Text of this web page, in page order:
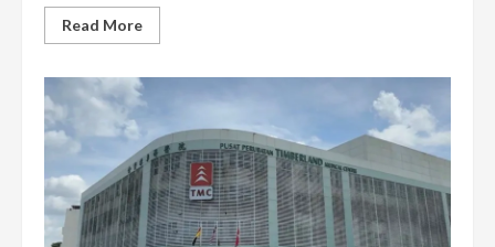
Read MoreRead
more
Medical
Centre
Diminati
Pasien
Indonesia,
Andalkan
Teknologi
Mutakhir
dan
Layanan